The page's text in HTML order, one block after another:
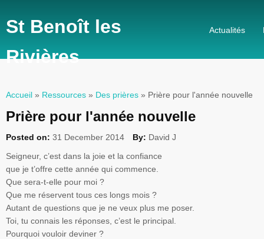
St Benoît les
Rivières
Actualités
Vous êtes ici
Accueil » Ressources » Des prières » Prière pour l'année nouvelle
Prière pour l'année nouvelle
Posted on: 31 December 2014 By: David J
Seigneur, c’est dans la joie et la confiance
que je t’offre cette année qui commence.
Que sera-t-elle pour moi ?
Que me réservent tous ces longs mois ?
Autant de questions que je ne veux plus me poser.
Toi, tu connais les réponses, c’est le principal.
Pourquoi vouloir deviner ?